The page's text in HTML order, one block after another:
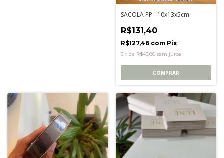
SACOLA PP - 10x13x5cm
R$131,40
R$127,46 com Pix
3 x de R$43,80 sem juros
COMPRAR